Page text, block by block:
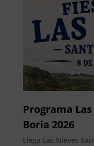
Programa
Boria 2026
Llega Las Nieves